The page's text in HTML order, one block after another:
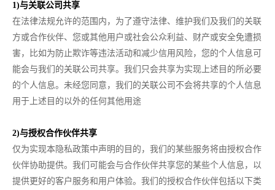
1)与关联公司共享
在法律法规允许的范围内，为了遵守法律、维护我们及我们的关联
方或合作伙伴、您或其他用户或社会公众利益、财产或安全免遭损
害，比如为防止欺诈等违法活动和减少信用风险，您的个人信息可
能会与我们的关联公司共享。我们只会共享为实现上述目的所必要
的个人信息。未经您同意，我们的关联公司不会将共享的个人信息
用于上述目的以外的任何其他用途
2)与授权合作伙伴共享
仅为实现本隐私政策中声明的目的，我们的某些服务将由授权合作
伙伴协助提供。我们可能会与合作伙伴共享您的某些个人信息，以
提供更好的客户服务和用户体验。我们的授权合作伙伴包括以下类